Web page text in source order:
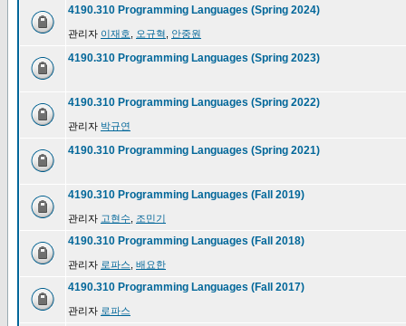
4190.310 Programming Languages (Spring 2024)
관리자 이재호 오규혁 안중원
4190.310 Programming Languages (Spring 2023)
4190.310 Programming Languages (Spring 2022)
관리자 박규연
4190.310 Programming Languages (Spring 2021)
4190.310 Programming Languages (Fall 2019)
관리자 고현수 조민기
4190.310 Programming Languages (Fall 2018)
관리자 로파스 배요한
4190.310 Programming Languages (Fall 2017)
관리자 로파스